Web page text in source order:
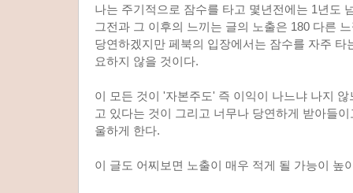
나는 주기적으로 잠수를 타고 몇년전에는 1년도
그전과 그 이후의 느끼는 글의 노출은 180 다른
당연하겠지만 페북의 입장에서는 잠수를 자주 타
요하지 않을 것이다.
이 모든 것이 '자본주도' 즉 이익이 나느냐 나지
고 있다는 것이 그리고 너무나 당연하게 받아들
울하게 한다.
이 글도 어찌보면 노출이 매우 적게 될 가능이 높